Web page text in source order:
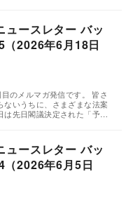
ュースレター バッ
2026年6月18日
のメルマガ発信です。 皆さ
ないうちに、さまざまな法案
は先日閣議決定された「予…
ュースレター バッ
2026年6月5日